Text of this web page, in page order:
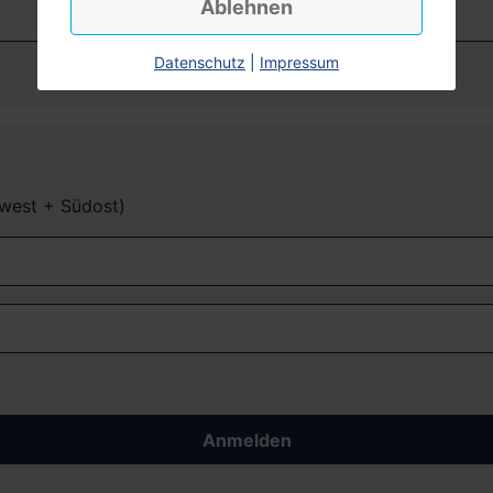
+ Südost)
Anmelden
Ablehnen
Datenschutz Impressum